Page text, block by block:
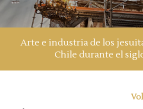
Arte e industria de los
Chile durante el